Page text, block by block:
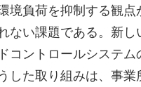
境負荷を抑制する観
ない課題である。新
コントロールシステ
した取り組みは、事